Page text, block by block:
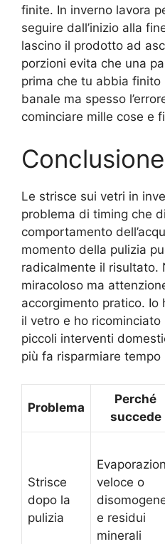
finite. In inverno lavora
seguire dall’inizio alla
lascino il prodotto ad
porzioni evita che una
prima che tu abbia finito
banale ma spesso
cominciare mille cose e
Conclusione
Le strisce sui vetri in
problema di timing che
comportamento
momento della pulizia
radicalmente il risultato.
miracoloso ma
accorgimento pratico. Io
il vetro e ho
piccoli interventi
più fa risparmiare tempo
Problema
Perché
succede
Strisce
dopo la
pulizia
veloce o
e residui
minerali